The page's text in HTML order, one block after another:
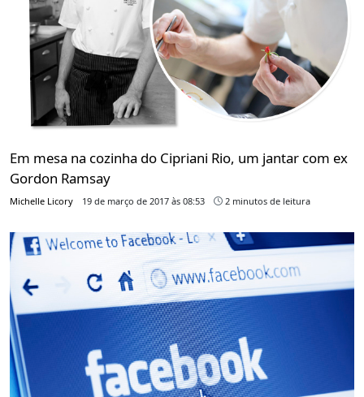
Em mesa na cozinha do Cipriani Rio, um jantar com ex
Gordon Ramsay
Michelle Licory 19 de março de 2017 às 08:53 2 minutos de leitura